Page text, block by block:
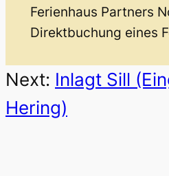
Ferienhaus Partners
Direktbuchung eines
Next: Inlagt Sill
Hering)